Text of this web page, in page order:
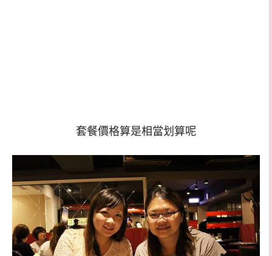
套餐價格算是相當划算呢